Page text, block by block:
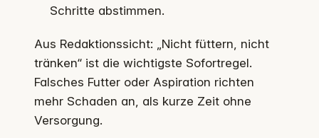
Schritte abstimmen.
Aus Redaktionssicht: „Nicht füttern, nicht
tränken“ ist die wichtigste Sofortregel.
Falsches Futter oder Aspiration richten
mehr Schaden an, als kurze Zeit ohne
Versorgung.